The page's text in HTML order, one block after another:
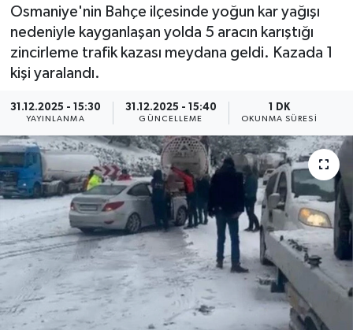
Osmaniye'nin Bahçe ilçesinde yoğun kar yağışı
nedeniyle kayganlaşan yolda 5 aracın karıştığı
zincirleme trafik kazası meydana geldi. Kazada 1
kişi yaralandı.
31.12.2025 - 15:30
YAYINLANMA
31.12.2025 - 15:40
GÜNCELLEME
1 DK
OKUNMA SÜRESI
MEDYA
ÖZEL HABER
RÖPORTAJLAR
SAĞLIK
SİYASET
GÜNCEL
SPOR
YAŞAM
Haber Arşivi